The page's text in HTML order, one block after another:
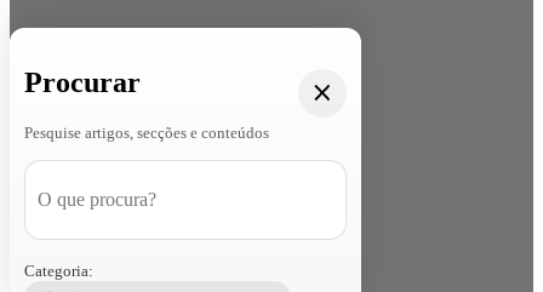
Procurar
Pesquise artigos, secções e conteúdos
Categoria: